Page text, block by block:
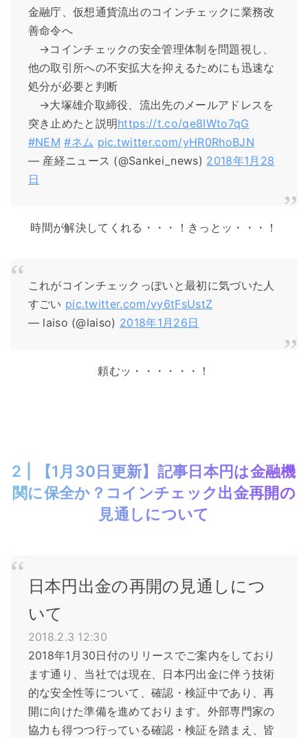
金融庁、仮想通貨流出のコインチェックに業務改
善命令へ
→コインチェックの安全管理体制を問題視し、
他の取引所への不安拡大を抑えるためにも迅速な
処分が必要と判断
→大塚雄介取締役、流出先のメールアドレスを
突き止めたと説明https://t.co/qe8IWto7qG
#NEM #ネム pic.twitter.com/yHR0RhoBJN
— 産経ニュース (@Sankei_news) 2018年1月28
日
時間が解決してくれる・・・！きっとッ・・・！
これがコインチェックっぽいと最初に気づいた人
すごい pic.twitter.com/vy6tFsUstZ
— laiso (@laiso) 2018年1月26日
頼むッ・・・・・・！
2 | 【1月30日更新】記事日本円は金融機
関に保全か？コインチェック出金再開の
見通しについて
日本円出金の再開の見通しにつ
いて
2018.2.3 12:30
2018年1月30日付のリリースでご案内をしており
ます通り、当社では現在、日本円出金に伴う技術
的な安全性等について、確認・検証中であり、再
開に向けた準備を進めております。外部専門家の
協力も得つつ行っている確認・検証を踏まえ、皆